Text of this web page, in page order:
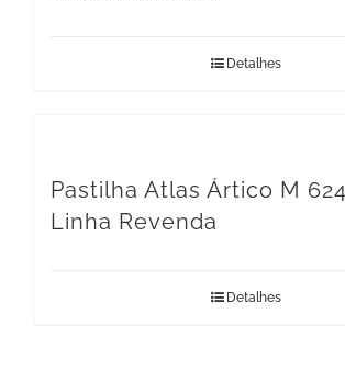
Detalhes
Pastilha Atlas Ártico M
Linha Revenda
Detalhes